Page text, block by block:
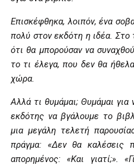
Επισκέφθηκα, λοιπόν, ένα
πολύ στον εκδότη η ιδέα.
ότι θα μπορούσαν να
το τι έλεγα, που δεν θα
χώρα.
Αλλά τι θυμάμαι; Θυμάμαι για
εκδότης να βγάλουμε το
μια μεγάλη τελετή
πράγμα: «Δεν θα καλέσεις
απορημένος: «Και γιατί;».